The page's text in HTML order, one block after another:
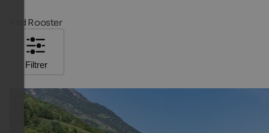
Red Rooster
Filtrer